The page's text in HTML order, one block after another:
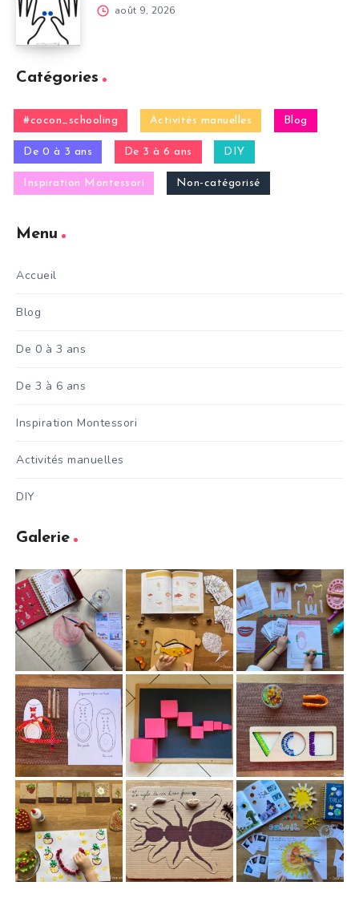
août 9, 2026
Catégories
#cocon_schooling Activités manuelles Blog
De 0 à 3 ans De 3 à 6 ans DIY
Inspiration Montessori Non-catégorisé
Menu
Accueil
Blog
De 0 à 3 ans
De 3 à 6 ans
Inspiration Montessori
Activités manuelles
DIY
Galerie